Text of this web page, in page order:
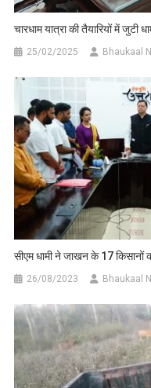
चारधाम यात्रा की तैयारियों में जुटी
25/02/2025 Bhaukaal
सीएम धामी ने जाखन के 17
26/08/2023 Bhaukaal